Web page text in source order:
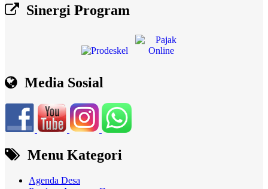
Sinergi Program
Media Sosial
Menu Kategori
Agenda Desa